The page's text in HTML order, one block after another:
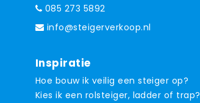
085 273 5892
info@steigerverkoop.nl
Inspiratie
Hoe bouw ik veilig een steiger op?
Kies ik een rolsteiger, ladder of trap?